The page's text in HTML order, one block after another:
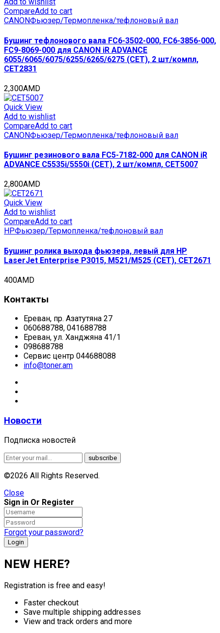
Add to wishlist
CompareAdd to cart
CANONФьюзер/Термопленка/тефлоновый вал
Бушинг тефлонового вала FC6-3502-000, FC6-3856-000,
FC9-8069-000 для CANON iR ADVANCE
6055/6065/6075/6255/6265/6275 (CET), 2 шт/компл,
CET2831
2,300AMD
Quick View
Add to wishlist
CompareAdd to cart
CANONФьюзер/Термопленка/тефлоновый вал
Бушинг резинового вала FC5-7182-000 для CANON iR
ADVANCE C5535i/5550i (CET), 2 шт/компл, CET5007
2,800AMD
Quick View
Add to wishlist
CompareAdd to cart
HPФьюзер/Термопленка/тефлоновый вал
Бушинг ролика выхода фьюзера, левый для HP
LaserJet Enterprise P3015, M521/M525 (CET), CET2671
400AMD
Контакты
Ереван, пр. Азатутяна 27
060688788, 041688788
Ереван, ул. Ханджяна 41/1
098688788
Сервис центр 044688088
info@toner.am
Новости
Подписка новостей
©2026 All Rights Reserved.
Close
Sign in Or Register
Forgot your password?
NEW HERE?
Registration is free and easy!
Faster checkout
Save multiple shipping addresses
View and track orders and more